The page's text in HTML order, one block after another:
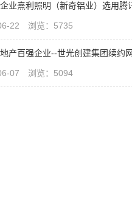
企业熹利照明（新奇铝业）选用腾
22 浏览：5735
地产百强企业--世光创建集团续约
07 浏览：5094